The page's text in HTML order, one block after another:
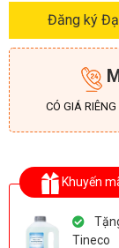
Đăng ký
CÓ GIÁ
Khuyến
Tineco